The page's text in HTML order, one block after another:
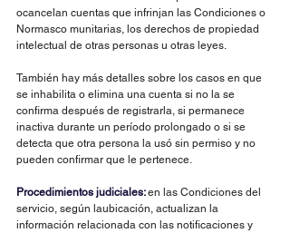
ocancelan cuentas que infrinjan las Condiciones o
Normasco munitarias, los derechos de propiedad
intelectual de otras personas u otras leyes.
También hay más detalles sobre los casos en que
se inhabilita o elimina una cuenta si no la se
confirma después de registrarla, si permanece
inactiva durante un período prolongado o si se
detecta que otra persona la usó sin permiso y no
pueden confirmar que le pertenece.
Procedimientos judiciales: en las Condiciones del
servicio, según laubicación, actualizan la
información relacionada con las notificaciones y